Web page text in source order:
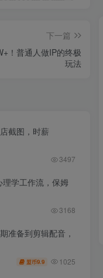
下一篇
！普通人做IP的终极
玩法
截图，时薪
3497
学工作流，保姆
3168
准备到剪辑配音，
盟币9.9 1025